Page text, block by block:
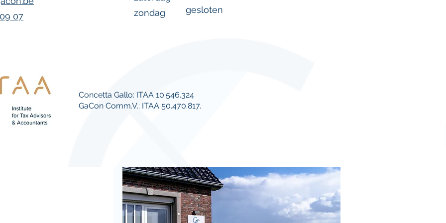
07
zondag
gesloten
Concetta Gallo: ITAA 10.546.324
GaCon Comm.V.: ITAA 50.470.817.